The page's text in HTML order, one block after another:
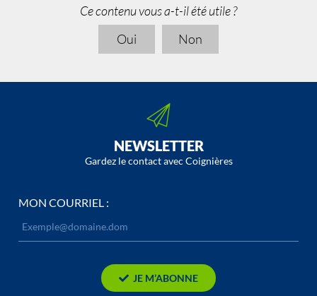
Ce contenu vous a-t-il été utile ?
Oui
Non
NEWSLETTER
Gardez le contact avec Coignières
MON COURRIEL :
JE M’ABONNE